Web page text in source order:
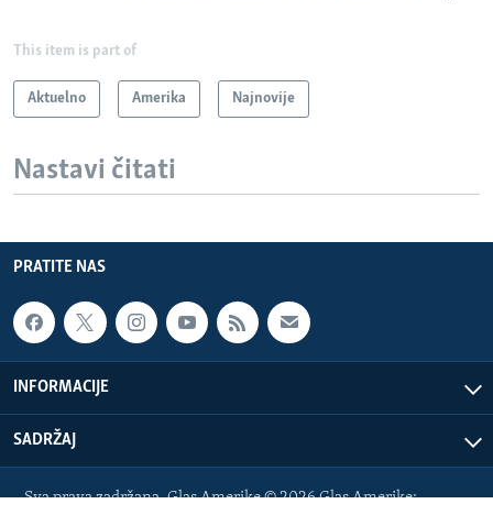
This item is part of
Aktuelno Amerika Najnovije
Nastavi čitati
PRATITE NAS
INFORMACIJE
SADRŽAJ
Sva prava zadržana. Glas Amerike © 2026 Glas Amerike: